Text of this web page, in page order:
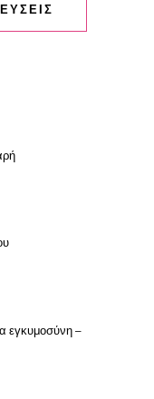
εγκυμοσύνη –